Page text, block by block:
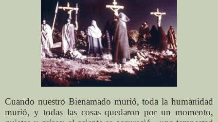
Cuando nuestro Bienamado murió, toda la humanidad
murió, y todas las cosas quedaron por un momento,